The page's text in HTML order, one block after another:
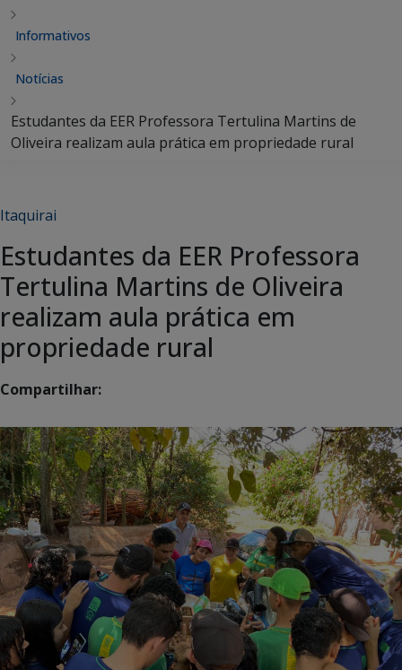
Informativos
Notícias
Estudantes da EER Professora Tertulina Martins de
Oliveira realizam aula prática em propriedade rural
Itaquirai
Estudantes da EER Professora
Tertulina Martins de Oliveira
realizam aula prática em
propriedade rural
Compartilhar: